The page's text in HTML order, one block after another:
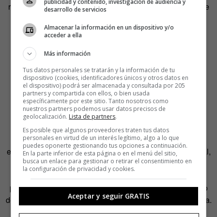
recomendarles contenido nuevo, o AirBnb, que a través de
puntuaciones yfeedbackpuede valorar el riesgo de sus
Medir y analizar es fácil (si
sabes cómo)
Con esa idea, el cursoAnalítica digital para negocios
onlinebusca despejar la pátina de dificultad en torno a la
mediciónonline.A los mandos está Pablo Moratinos,
embajadorde SiteGround y especialista en analítica digital,
un campo en el que tiene más de una década de
experiencia. Además, Moratinos tiene un conocimiento
profundo de WordPress, y es una figura muy activa dentro
de la comunidad de usuarios de esta plataforma en España.
Ha publicado, también, el libroNegocios online. Data
desarrollo de servicios
Almacenar la información en un dispositivo y/o
acceder a ella
Más información
Tus datos personales se tratarán y la información de tu
dispositivo (cookies, identificadores únicos y otros datos en
el dispositivo) podrá ser almacenada y consultada por 205
partners y compartida con ellos, o bien usada
específicamente por este sitio. Tanto nosotros como
nuestros partners podemos usar datos precisos de
geolocalización. Lista de partners.
Es posible que algunos proveedores traten tus datos
personales en virtud de un interés legítimo, algo a lo que
puedes oponerte gestionando tus opciones a continuación.
En la parte inferior de esta página o en el menú del sitio,
busca un enlace para gestionar o retirar el consentimiento en
la configuración de privacidad y cookies.
Aceptar y seguir GRATIS